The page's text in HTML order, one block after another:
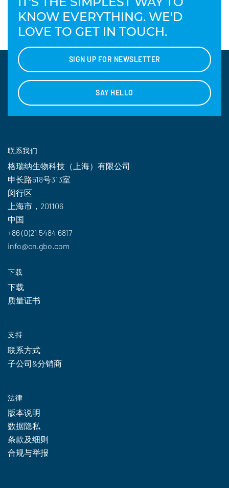
KNOW EVERYTHING. WE'D
LOVE TO GET IN TOUCH.
SIGN UP FOR NEWSLETTER
SAY HELLO
联系我们
格瑞纳生物科技（上海）有限公司
申长路518号313室
闵行区
上海市，201106
中国
+86 (0)21 5484 6817
info@cn.gbo.com
下载
下载
质量证书
支持
联系方式
子公司&分销商
法律
版本说明
数据隐私
条款及细则
合规与举报